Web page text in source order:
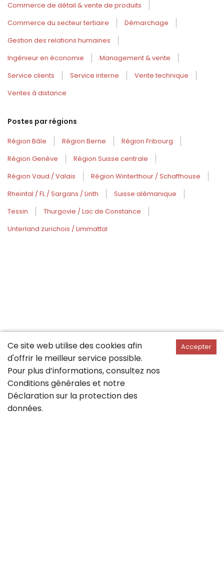
Commerce de détail & vente de produits
Commerce du secteur tertiaire
Démarchage
Gestion des relations humaines
Ingénieur en économie
Management & vente
Service clients
Service interne
Vente technique
Ventes à distance
Postes par régions
Région Bâle Région Berne
Région Fribourg
Région Genève
Région Suisse centrale
Région Vaud / Valais
Région Winterthour / Schaffhouse
Rheintal / FL / Sargans / Linth
Suisse alémanique
Tessin
Thurgovie / Lac de Constance
Unterland zurichois / Limmattal
Ce site web utilise des cookies afin
d'offrir le meilleur service possible.
Pour plus d’informations, consultez nos
Conditions générales et notre
Déclaration sur la protection des
données.
Accepter